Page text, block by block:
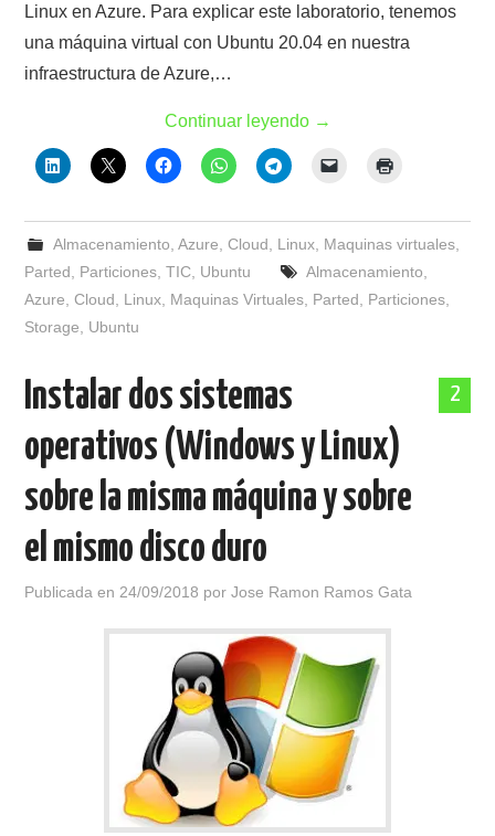
Linux en Azure. Para explicar este laboratorio, tenemos
una máquina virtual con Ubuntu 20.04 en nuestra
infraestructura de Azure,…
Continuar leyendo →
Almacenamiento Azure Cloud Linux, Maquinas virtuales,
Parted
Particiones ,TIC Ubuntu Almacenamiento
Azure ,Cloud Linux Maquinas Virtuales Parted Particiones
Storage
Ubuntu
2
Instalar dos sistemas
operativos (Windows y Linux)
sobre la misma máquina y sobre
el mismo disco duro
Publicada en 24/09/2018 porJose Ramon Ramos Gata